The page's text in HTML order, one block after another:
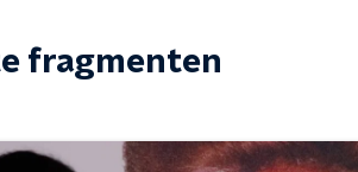
fragmenten